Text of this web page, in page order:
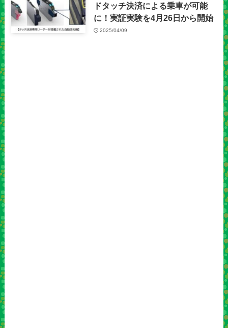
ドタッチ決済による乗車が可能
に！実証実験を4月26日から開始
2025/04/09